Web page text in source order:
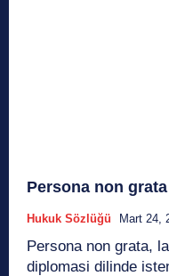
Persona non grata
Hukuk Sözlüğü Mart 24,
Persona non grata,
diplomasi dilinde